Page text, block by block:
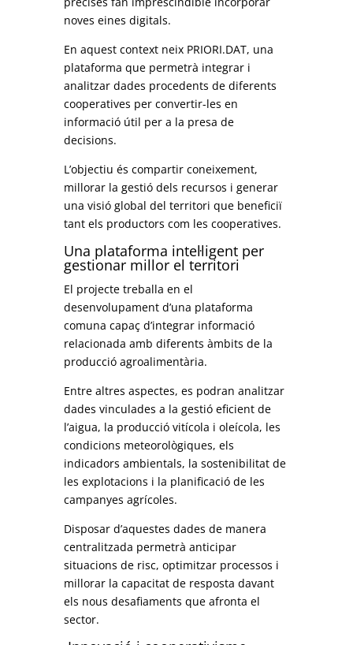
noves eines digitals.
En aquest context neix PRIORI.DAT, una
plataforma que permetrà integrar i
analitzar dades procedents de diferents
cooperatives per convertir-les en
informació útil per a la presa de
decisions.
L’objectiu és compartir coneixement,
millorar la gestió dels recursos i generar
una visió global del territori que beneficiï
tant els productors com les cooperatives.
Una plataforma intel·ligent per
gestionar millor el territori
El projecte treballa en el
desenvolupament d’una plataforma
comuna capaç d’integrar informació
relacionada amb diferents àmbits de la
producció agroalimentària.
Entre altres aspectes, es podran analitzar
dades vinculades a la gestió eficient de
l’aigua, la producció vitícola i oleícola, les
condicions meteorològiques, els
indicadors ambientals, la sostenibilitat de
les explotacions i la planificació de les
campanyes agrícoles.
Disposar d’aquestes dades de manera
centralitzada permetrà anticipar
situacions de risc, optimitzar processos i
millorar la capacitat de resposta davant
els nous desafiaments que afronta el
sector.